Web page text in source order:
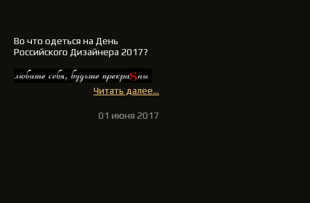
Во что одеться на День
Российского Дизайнера 2017?
Читать далее...
01 июня 2017